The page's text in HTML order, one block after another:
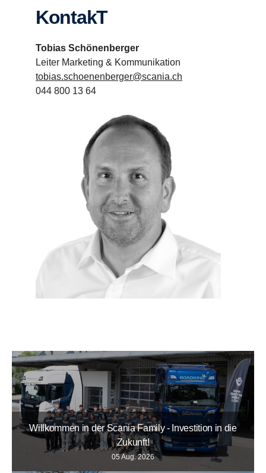
KontakT
Tobias Schönenberger
Leiter Marketing & Kommunikation
tobias.schoenenberger@scania.ch
044 800 13 64
Willkommen in der Scania Family - Investition in die
Zukunft!
05 Aug. 2026